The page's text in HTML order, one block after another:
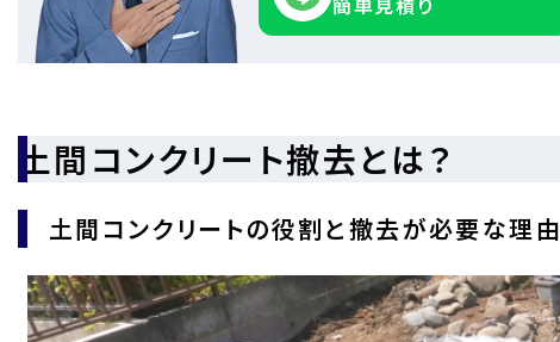
土間コンクリート撤去とは？
土間コンクリートの役割と撤去が必要な理由